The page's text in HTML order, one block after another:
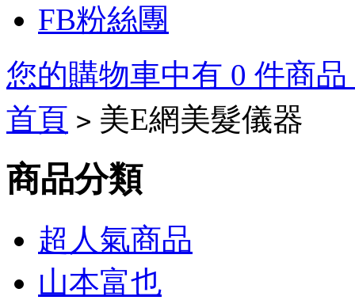
FB粉絲團
您的購物車中有 0 件商
Tory
Burch
Outlet
Sale
Tory
首頁 > 美E網美髮儀器
商品分類
超人氣商品
山本富也